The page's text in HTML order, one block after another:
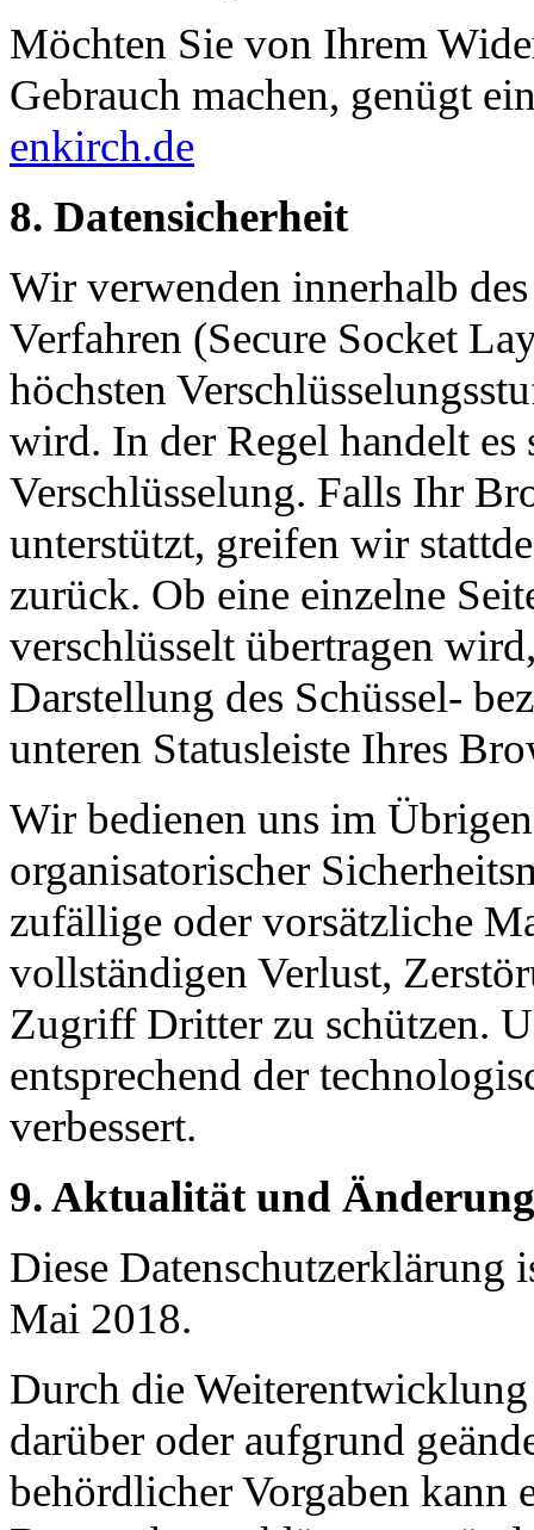
Möchten Sie von Ihrem
Gebrauch machen, genügt
enkirch.de
8. Datensicherheit
Wir verwenden innerhalb
Verfahren (Secure Socket
höchsten
wird. In der Regel handelt
Verschlüsselung. Falls Ihr
unterstützt, greifen wir
zurück. Ob eine einzelne
verschlüsselt übertragen
Darstellung des Schüssel-
unteren Statusleiste Ihres
Wir bedienen uns im
organisatorischer
zufällige oder vorsätzliche
vollständigen Verlust,
Zugriff Dritter zu schützen.
entsprechend der
verbessert.
9. Aktualität und
Diese Datenschutzerklärung
Mai 2018.
Durch die
darüber oder aufgrund
behördlicher Vorgaben kann